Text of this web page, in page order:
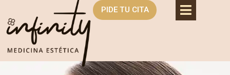
PIDE TU CITA